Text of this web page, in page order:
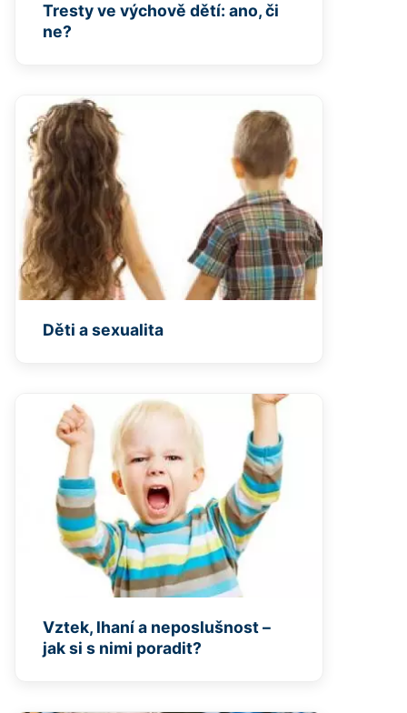
Tresty ve výchově dětí: ano, či
ne?
Děti a sexualita
Vztek, lhaní a neposlušnost –
jak si s nimi poradit?